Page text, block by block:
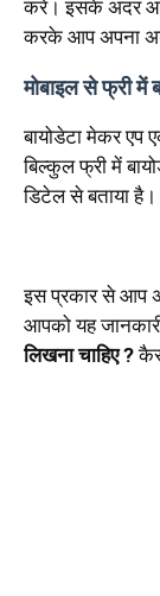
करें। इसके अंदर
करके आप अपना
मोबाइल से फ्री में
बायोडेटा मेकर
बिल्कुल फ्री में
डिटेल से बताया है।
इस प्रकार से आप
आपको यह
लिखना चाहिए ?